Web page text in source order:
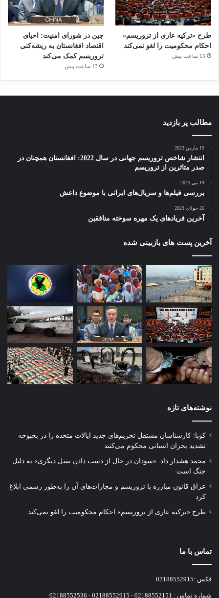
طرح «ترکیه عاری از تروریسم»
احکام محکومیت را لغو نمی‌کند
13 ساعت پیش
چین در شورای امنیت: احیای
اقتصاد افغانستان به ریشه‌کنی
تروریسم کمک می‌کند
13 ساعت پیش
مطالب پر بازدید
19 مارس 2023
انتشار شاخص تروریسم جهانی در سال 2022: افغانستان همچنان در
صدر متاثرین از تروریسم
19 می 2025
بررسی فیلم‌ها و سریال‌های ایرانی با موضوع داعش
26 جولای 2023
آخرین فریادهای یک مهره سوخته منافقین
آخرین پست های بازبینی شده
نوشته‌های تازه
کوبا: کارشناسان مستقل تحریم‌های جدید ایالات متحده را در بحبوحه
تشدید بحران انسانی محکوم می‌کنند
محمد هشدار داد: «سودان در حال از دست دادن نسل دیگری» به دلیل
جنگ است
عراق قانون مبارزه با تروریسم و مجازات‌های آن را به‌طور رسمی ابلاغ
کرد
طرح «ترکیه عاری از تروریسم» احکام محکومیت را لغو نمی‌کند
تماس با ما
فکس :02188552915
شماره تماس : 02188552151 - 02188552915 - 02188552536